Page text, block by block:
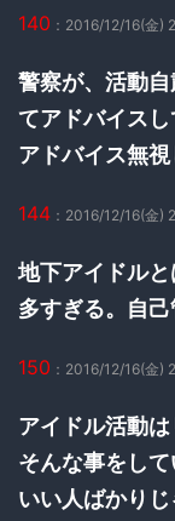
140 ：2016/12/16(金)
警察が、活動
てアドバイスし
アドバイス無
144 ：2016/12/16(金)
地下アイドル
多すぎる。自
150 ：2016/12/16(金)
アイドル活動
そんな事をして
いい人ばかり